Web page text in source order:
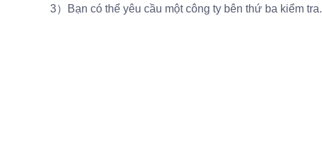
3）Bạn có thể yêu cầu một công ty bên thứ ba kiểm tra.